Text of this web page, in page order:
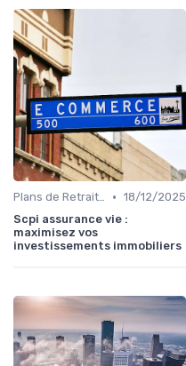
Plans de Retraite et Pensions • 18/12/2025
Scpi assurance vie :
maximisez vos
investissements immobiliers